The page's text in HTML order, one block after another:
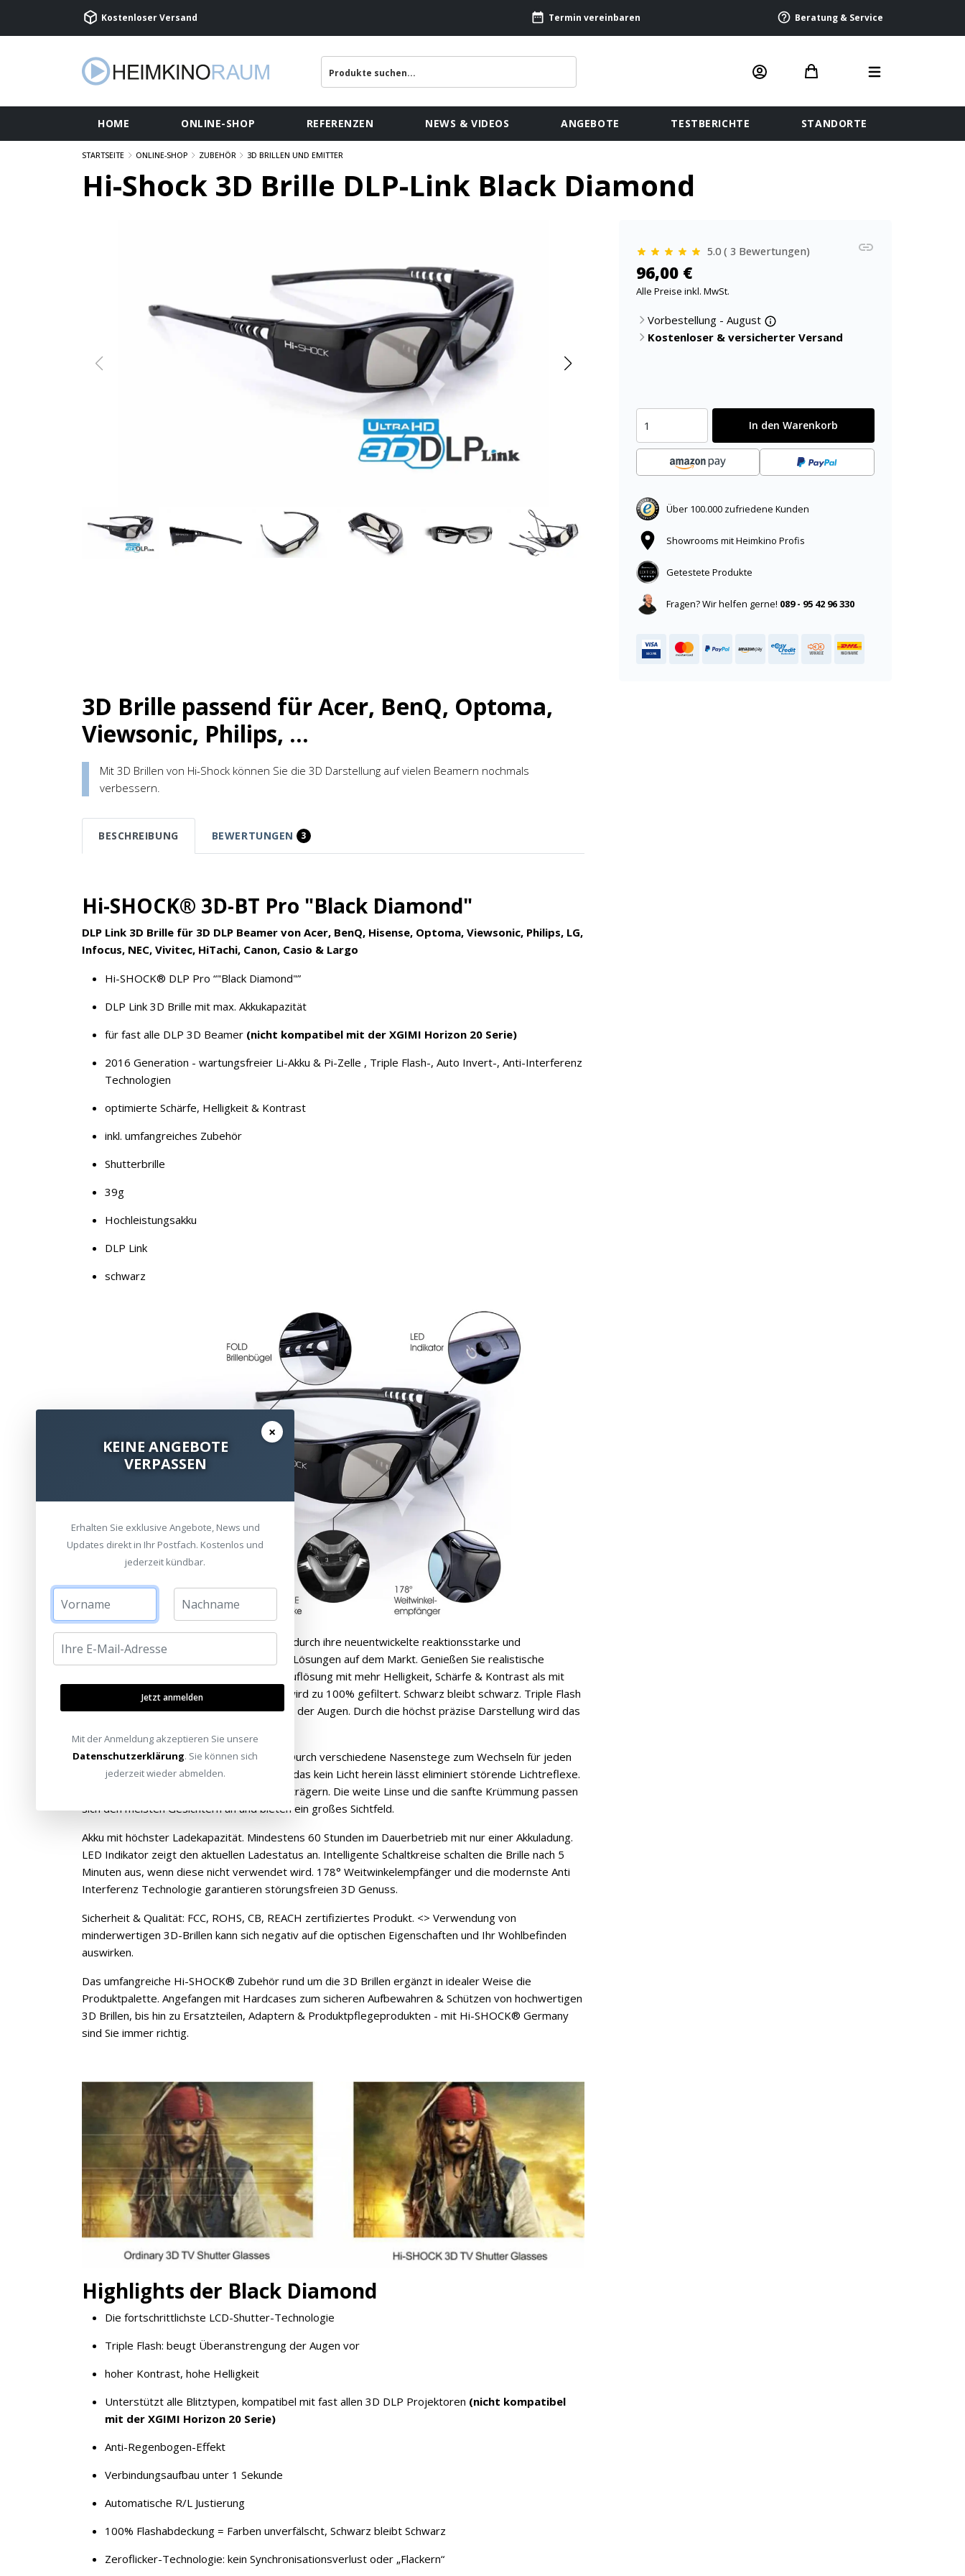
Kostenloser Versand Termin vereinbaren Beratung & Service
HOME ONLINE-SHOP REFERENZEN NEWS & VIDEOS ANGEBOTE TESTBERICHTE STANDORTE
STARTSEITE ONLINE-SHOP ZUBEHÖR 3D BRILLEN UND EMITTER
Hi-Shock 3D Brille DLP-Link Black Diamond
5.0 ( 3 Bewertungen)
96,00 €
Alle Preise inkl. MwSt.
Vorbestellung - August
Kostenloser & versicherter Versand
In den Warenkorb
Über 100.000 zufriedene Kunden
Showrooms mit Heimkino Profis
Getestete Produkte
Fragen? Wir helfen gerne! 089 - 95 42 96 330
3D Brille passend für Acer, BenQ, Optoma,
Viewsonic, Philips, ...
Mit 3D Brillen von Hi-Shock können Sie die 3D Darstellung auf vielen Beamern nochmals
verbessern.
BESCHREIBUNG BEWERTUNGEN 3
Hi-SHOCK® 3D-BT Pro "Black Diamond"
DLP Link 3D Brille für 3D DLP Beamer von Acer, BenQ, Hisense, Optoma, Viewsonic, Philips, LG,
Infocus, NEC, Vivitec, HiTachi, Canon, Casio & Largo
Hi-SHOCK® DLP Pro “"Black Diamond"”
DLP Link 3D Brille mit max. Akkukapazität
für fast alle DLP 3D Beamer (nicht kompatibel mit der XGIMI Horizon 20 Serie)
2016 Generation - wartungsfreier Li-Akku & Pi-Zelle , Triple Flash-, Auto Invert-, Anti-Interferenz
Technologien
optimierte Schärfe, Helligkeit & Kontrast
inkl. umfangreiches Zubehör
Shutterbrille
39g
Hochleistungsakku
DLP Link
schwarz
Diese hochtechnologische 3D Brille liefert, durch ihre neuentwickelte reaktionsstarke und
hochtransparente LCD´s, eine der hellsten Lösungen auf dem Markt. Genießen Sie realistische
Tiefendarstellung und eindrucksvolle HD Auflösung mit mehr Helligkeit, Schärfe & Kontrast als mit
vergleichbaren Produkten. Der Sync-Blitz wird zu 100% gefiltert. Schwarz bleibt schwarz. Triple Flash
Technologie - verhindert Überanstrengung der Augen. Durch die höchst präzise Darstellung wird das
Designed für die MAXIMALEN Ansprüche. Durch verschiedene Nasenstege zum Wechseln für jeden
gut zu tragen. Das umschließende Design, das kein Licht herein lässt eliminiert störende Lichtreflexe.
Optimale Linsenabdeckung auch bei Brillenträgern. Die weite Linse und die sanfte Krümmung passen
sich den meisten Gesichtern an und bieten ein großes Sichtfeld.
Akku mit höchster Ladekapazität. Mindestens 60 Stunden im Dauerbetrieb mit nur einer Akkuladung.
LED Indikator zeigt den aktuellen Ladestatus an. Intelligente Schaltkreise schalten die Brille nach 5
Minuten aus, wenn diese nicht verwendet wird. 178° Weitwinkelempfänger und die modernste Anti
Interferenz Technologie garantieren störungsfreien 3D Genuss.
Sicherheit & Qualität: FCC, ROHS, CB, REACH zertifiziertes Produkt. <> Verwendung von
minderwertigen 3D-Brillen kann sich negativ auf die optischen Eigenschaften und Ihr Wohlbefinden
auswirken.
Das umfangreiche Hi-SHOCK® Zubehör rund um die 3D Brillen ergänzt in idealer Weise die
Produktpalette. Angefangen mit Hardcases zum sicheren Aufbewahren & Schützen von hochwertigen
3D Brillen, bis hin zu Ersatzteilen, Adaptern & Produktpflegeprodukten - mit Hi-SHOCK® Germany
sind Sie immer richtig.
Highlights der Black Diamond
Die fortschrittlichste LCD-Shutter-Technologie
Triple Flash: beugt Überanstrengung der Augen vor
hoher Kontrast, hohe Helligkeit
Unterstützt alle Blitztypen, kompatibel mit fast allen 3D DLP Projektoren (nicht kompatibel
mit der XGIMI Horizon 20 Serie)
Anti-Regenbogen-Effekt
Verbindungsaufbau unter 1 Sekunde
Automatische R/L Justierung
100% Flashabdeckung = Farben unverfälscht, Schwarz bleibt Schwarz
Zeroflicker-Technologie: kein Synchronisationsverlust oder „Flackern“
×
KEINE ANGEBOTE
VERPASSEN
Erhalten Sie exklusive Angebote, News und
Updates direkt in Ihr Postfach. Kostenlos und
jederzeit kündbar.
Jetzt anmelden
Mit der Anmeldung akzeptieren Sie unsere
Datenschutzerklärung. Sie können sich
jederzeit wieder abmelden.